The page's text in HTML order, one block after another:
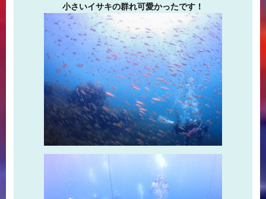
小さいイサキの群れ可愛かったです！